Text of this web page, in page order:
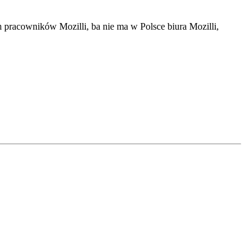
pracowników Mozilli, ba nie ma w Polsce biura Mozilli,